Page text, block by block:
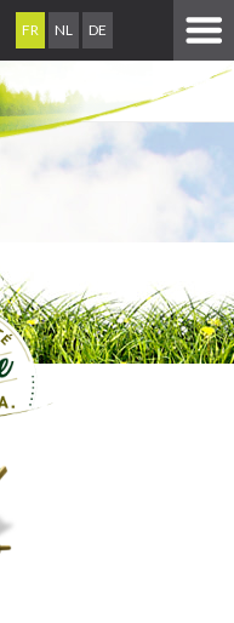
FR NL DE